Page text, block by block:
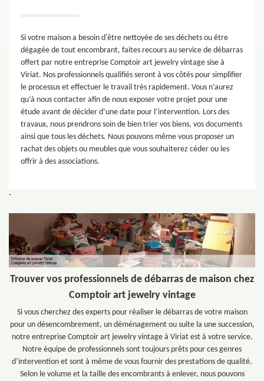
Si votre maison a besoin d'être nettoyée de ses déchets ou être
dégagée de tout encombrant, faites recours au service de débarras
offert par notre entreprise Comptoir art jewelry vintage sise à
Viriat. Nos professionnels qualifiés seront à vos côtés pour simplifier
le processus et effectuer le travail très rapidement. Vous n’aurez
qu’à nous contacter afin de nous exposer votre projet pour une
étude avant de décider d’une date pour l’intervention. Lors des
travaux, nous prendrons soin de bien trier vos biens, vos documents
ainsi que tous les déchets. Nous pouvons même vous proposer un
rachat des objets ou meubles que vous souhaiterez céder ou les
offrir à des associations.
-
Trouver vos professionnels de débarras de maison chez
Comptoir art jewelry vintage
Si vous cherchez des experts pour réaliser le débarras de votre maison
pour un désencombrement, un déménagement ou suite la une succession,
notre entreprise Comptoir art jewelry vintage à Viriat est à votre service.
Notre équipe de professionnels sont toujours prêts pour ces genres
d’intervention et sont à même de vous fournir des prestations de qualité.
Selon le volume et la taille des encombrants à enlever, nous pouvons